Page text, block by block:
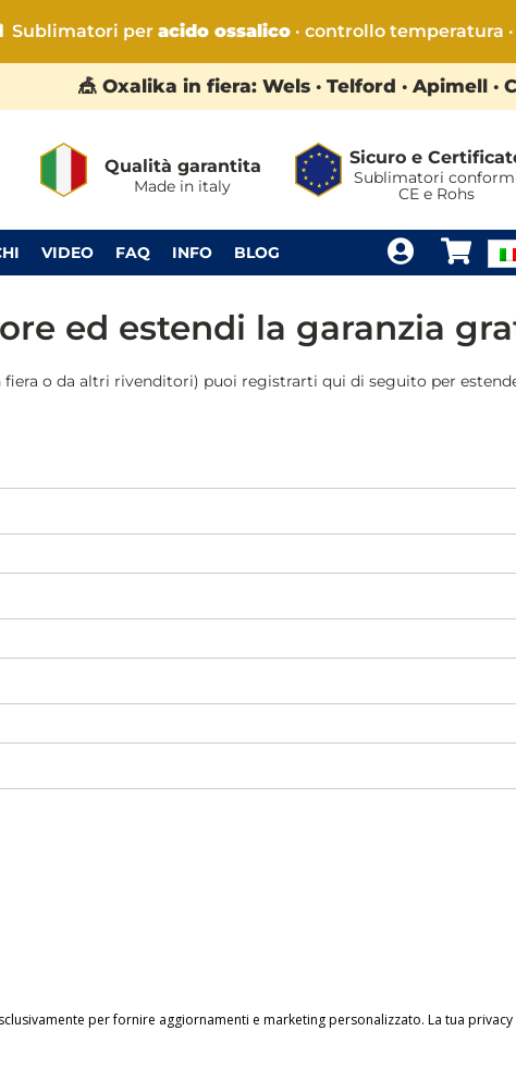
Sublimatori per acido ossalico· controllo temperatura
🎪 Oxalika in fiera: Wels · Telford · Apimell ·
Qualità garantita
Made in italy
Sicuro e
Sublimatori
CE e Rohs
VIDEO FAQ INFO BLOG
ed estendi la garanzia
o da altri rivenditori) puoi registrarti qui di seguito per
per fornire aggiornamenti e marketing personalizzato. La tua